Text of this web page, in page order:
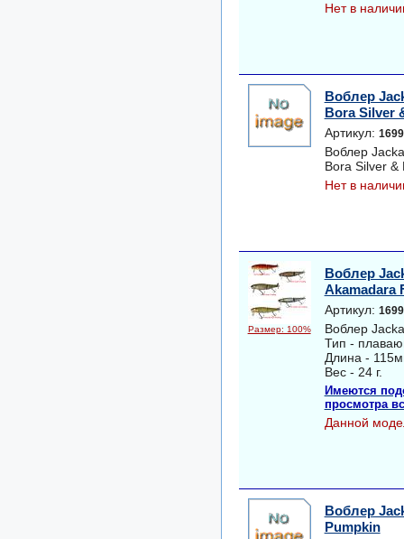
Нет в
Воблер
Bora Silver
Артикул:
Воблер
Bora Silver &
Нет в
Размер: 100%
Воблер
Akamadara
Артикул:
Воблер
Тип -
Длина -
Вес - 24 г.
Имеются
просмотра
Данной
Воблер
Pumpkin